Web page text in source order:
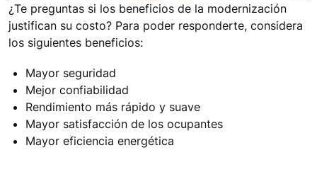
¿Te preguntas si los beneficios de la modernización
justifican su costo? Para poder responderte, considera
los siguientes beneficios:
Mayor seguridad
Mejor confiabilidad
Rendimiento más rápido y suave
Mayor satisfacción de los ocupantes
Mayor eficiencia energética